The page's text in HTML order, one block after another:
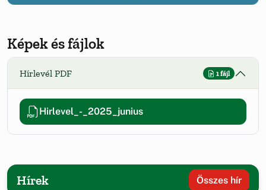
Képek és fájlok
Hírlevél PDF 1 fájl
Hirlevel_-_2025_junius
Hírek Összes hír